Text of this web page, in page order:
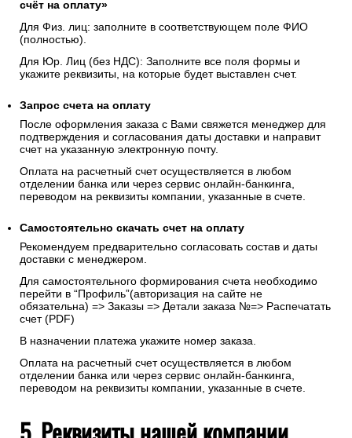
Чтобы оплатить заказ безналичным расчетом, при
оформлении заказа укажите способ оплаты«Выставить
счёт на оплату»
Для Физ. лиц: заполните в соответствующем поле ФИО
(полностью).
Для Юр. Лиц (без НДС): Заполните все поля формы и
Запрос счета на оплату
После оформления заказа с Вами свяжется менеджер для
подтверждения и согласования даты доставки и направит
счет на указанную электронную почту.
отделении банка или через сервис онлайн-банкинга,
Рекомендуем предварительно согласовать состав и даты
доставки с менеджером.
Для самостоятельного формирования счета необходимо
перейти в “Профиль”(авторизация на сайте не
обязательна) => Заказы => Детали заказа №=> Распечатать
счет (PDF)
В назначении платежа укажите номер заказа.
переводом на реквизиты компании, указанные в счете.